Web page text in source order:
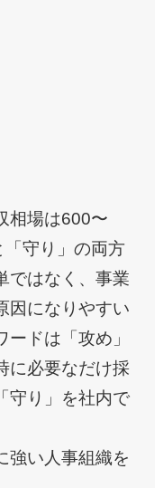
相場は600〜
守り」の両方
ではなく、事業
因になりやすい
ドは「攻め」
に必要なだけ採
守り」を社内で
強い人事組織を